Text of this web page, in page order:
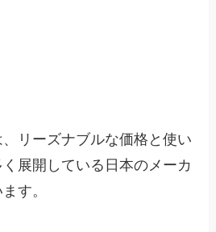
リーズナブルな価格と使い
展開している日本のメーカ
す。